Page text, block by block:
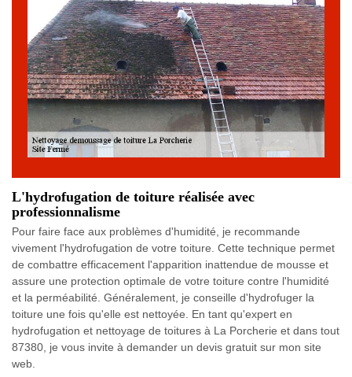
L'hydrofugation de toiture réalisée avec
professionnalisme
Pour faire face aux problèmes d'humidité, je recommande
vivement l'hydrofugation de votre toiture. Cette technique permet
de combattre efficacement l'apparition inattendue de mousse et
assure une protection optimale de votre toiture contre l'humidité
et la perméabilité. Généralement, je conseille d'hydrofuger la
toiture une fois qu'elle est nettoyée. En tant qu'expert en
hydrofugation et nettoyage de toitures à La Porcherie et dans tout
87380, je vous invite à demander un devis gratuit sur mon site
web.